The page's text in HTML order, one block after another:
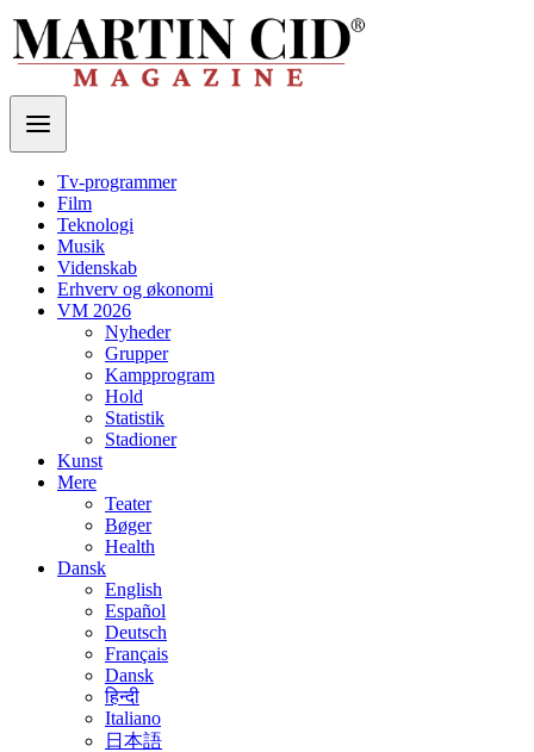
Tv-programmer
Film
Teknologi
Musik
Videnskab
Erhverv og økonomi
VM 2026
Nyheder
Grupper
Kampprogram
Hold
Statistik
Stadioner
Kunst
Mere
Teater
Bøger
Health
Dansk
English
Español
Deutsch
Français
Dansk
हिन्दी
Italiano
日本語